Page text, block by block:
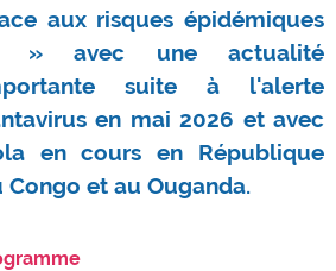
aux risques épidémiques
» avec une actualité
suite à l'alerte
en mai 2026 et avec
en cours en République
et au Ouganda.
ramme